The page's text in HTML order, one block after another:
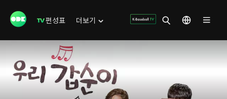
편성표 더보기